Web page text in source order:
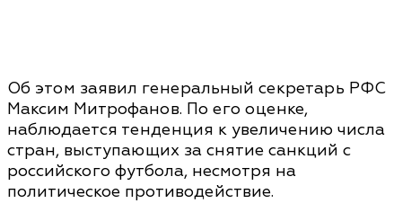
Об этом заявил генеральный секретарь РФС
Максим Митрофанов. По его оценке,
наблюдается тенденция к увеличению числа
стран, выступающих за снятие санкций с
российского футбола, несмотря на
политическое противодействие.